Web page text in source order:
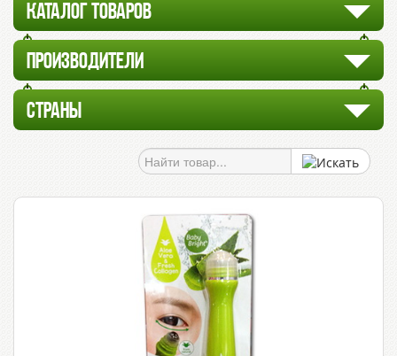
КАТАЛОГ ТОВАРОВ
ПРОИЗВОДИТЕЛИ
СТРАНЫ